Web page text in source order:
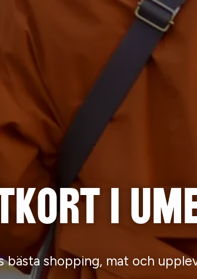
i
bästa shopping, mat och